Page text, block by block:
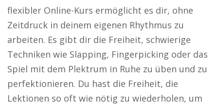
flexibler Online-Kurs ermöglicht es dir, ohne
Zeitdruck in deinem eigenen Rhythmus zu
arbeiten. Es gibt dir die Freiheit, schwierige
Techniken wie Slapping, Fingerpicking oder das
Spiel mit dem Plektrum in Ruhe zu üben und zu
perfektionieren. Du hast die Freiheit, die
Lektionen so oft wie nötig zu wiederholen, um